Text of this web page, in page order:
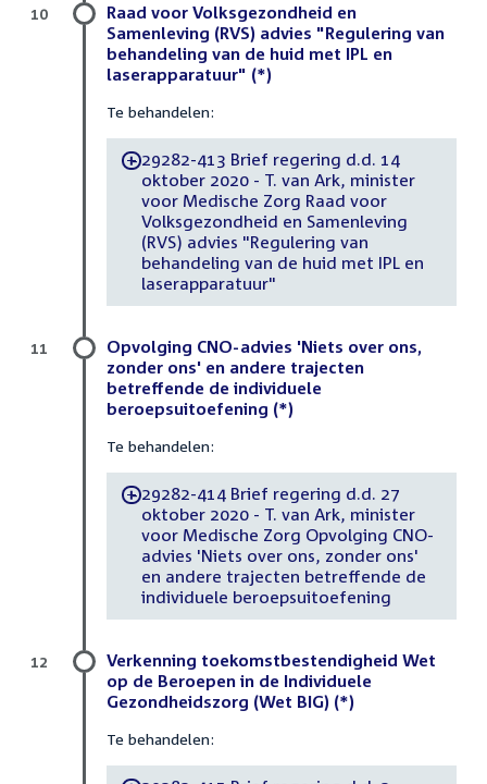
Raad voor Volksgezondheid en
Samenleving (RVS) advies "Regulering van
behandeling van de huid met IPL en
laserapparatuur" (*)
Te behandelen:
-29282-413 Brief regering d.d. 14
oktober 2020 - T. van Ark, minister
voor Medische Zorg Raad voor
Volksgezondheid en Samenleving
(RVS) advies "Regulering van
behandeling van de huid met IPL en
laserapparatuur"
10
Opvolging CNO-advies 'Niets over ons,
zonder ons' en andere trajecten
betreffende de individuele
beroepsuitoefening (*)
Te behandelen:
-29282-414 Brief regering d.d. 27
oktober 2020 - T. van Ark, minister
voor Medische Zorg Opvolging CNO-
advies 'Niets over ons, zonder ons'
en andere trajecten betreffende de
individuele beroepsuitoefening
11
Verkenning toekomstbestendigheid Wet
op de Beroepen in de Individuele
Gezondheidszorg (Wet BIG) (*)
Te behandelen:
12